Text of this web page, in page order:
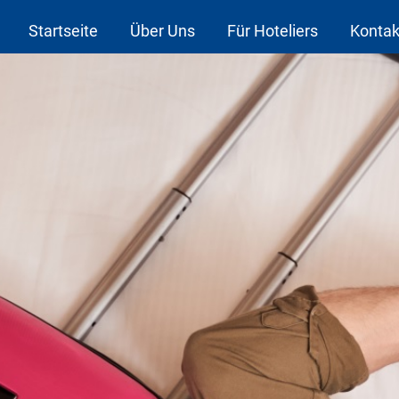
Startseite Über Uns Für Hoteliers